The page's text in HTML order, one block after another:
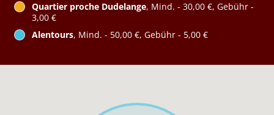
Quartier proche Dudelange, Mind. - 30,00 €, Gebühr -
3,00 €
Alentours, Mind. - 50,00 €, Gebühr - 5,00 €